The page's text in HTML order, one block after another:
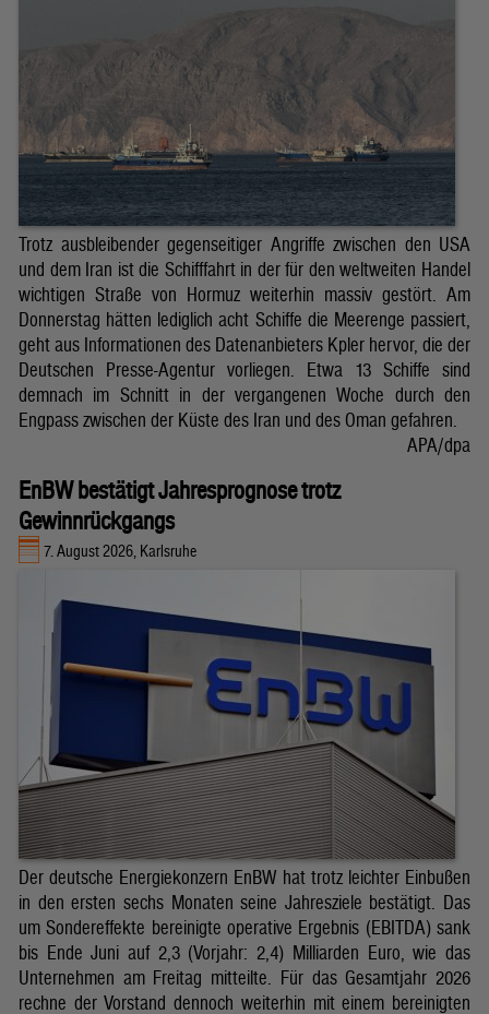
Trotz ausbleibender gegenseitiger Angriffe zwischen den USA
und dem Iran ist die Schifffahrt in der für den weltweiten Handel
wichtigen Straße von Hormuz weiterhin massiv gestört. Am
Donnerstag hätten lediglich acht Schiffe die Meerenge passiert,
geht aus Informationen des Datenanbieters Kpler hervor, die der
Deutschen Presse-Agentur vorliegen. Etwa 13 Schiffe sind
demnach im Schnitt in der vergangenen Woche durch den
Engpass zwischen der Küste des Iran und des Oman gefahren.
APA/dpa
EnBW bestätigt Jahresprognose trotz
Gewinnrückgangs
7. August 2026, Karlsruhe
Der deutsche Energiekonzern EnBW hat trotz leichter Einbußen
in den ersten sechs Monaten seine Jahresziele bestätigt. Das
um Sondereffekte bereinigte operative Ergebnis (EBITDA) sank
bis Ende Juni auf 2,3 (Vorjahr: 2,4) Milliarden Euro, wie das
Unternehmen am Freitag mitteilte. Für das Gesamtjahr 2026
rechne der Vorstand dennoch weiterhin mit einem bereinigten